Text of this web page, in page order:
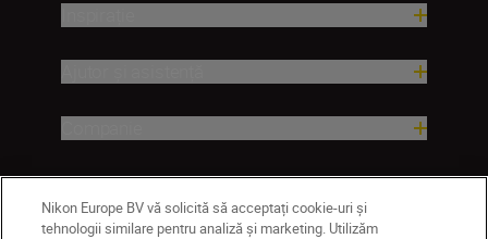
Nikon Europe BV vă solicită să acceptați cookie-uri și
tehnologii similare pentru analiză și marketing. Utilizăm